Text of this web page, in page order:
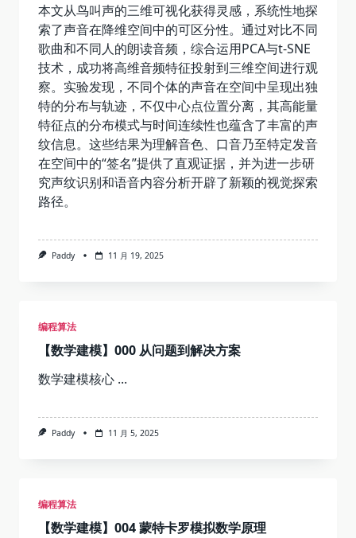
本文从鸟叫声的三维可视化获得灵感，系统性地探
索了声音在降维空间中的可区分性。通过对比不同
歌曲和不同人的朗读音频，综合运用PCA与t-SNE
技术，成功将高维音频特征投射到三维空间进行观
察。实验发现，不同个体的声音在空间中呈现出独
特的分布与轨迹，不仅中心点位置分离，其高能量
特征点的分布模式与时间连续性也蕴含了丰富的声
纹信息。这些结果为理解音色、口音乃至特定发音
在空间中的“签名”提供了直观证据，并为进一步研
究声纹识别和语音内容分析开辟了新颖的视觉探索
路径。
Paddy 11 月 19, 2025
编程算法
【数学建模】000 从问题到解决方案
数学建模核心 ...
Paddy 11 月 5, 2025
编程算法
【数学建模】004 蒙特卡罗模拟数学原理